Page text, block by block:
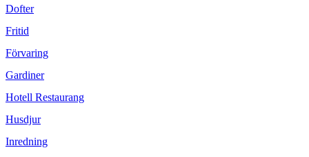
Dofter
Fritid
Förvaring
Gardiner
Hotell Restaurang
Husdjur
Inredning